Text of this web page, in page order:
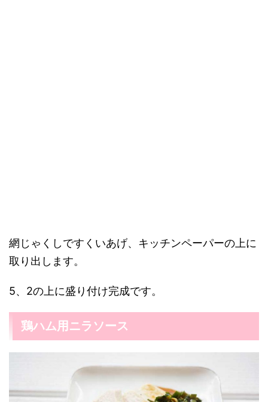
網じゃくしですくいあげ、キッチンペーパーの上に
取り出します。
5、2の上に盛り付け完成です。
鶏ハム用ニラソース